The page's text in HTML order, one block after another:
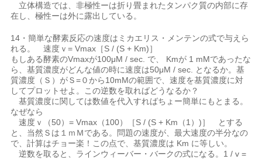
立体構造では、非極性ーは折り畳まれたタンパク質の内部に存
在し、極性ーは外に露出している。
14・簡単な酵素反応の速度はミカエリス・メンテンの式で与えら
れる。 速度ｖ= Vmax［S / (S + Km)］
もしある酵素のVmaxが100μM / sec. で、 Kmが 1 mMであったな
ら、基質濃度がどんな値の時に速度は50μM / sec. となるか。基
質濃度（Ｓ）がＳ=０から10mMの範囲で、速度を基質濃度に対
してプロットせよ。この逆数を取ればどうなるか？
基質濃度に関しては数値を代入すればちょー簡単にもとまる。
なぜなら
速度ｖ（50）= Vmax（100）［S / (S + Km（1）)］ とする
と、当然Ｓは１ｍＭである。問題の速度が、最大速度の半分なの
で、計算はチョー楽！この点で、基質濃度は Km に等しい。
逆数を取ると、ラインウィーバー・バークの式になる。1 / v =